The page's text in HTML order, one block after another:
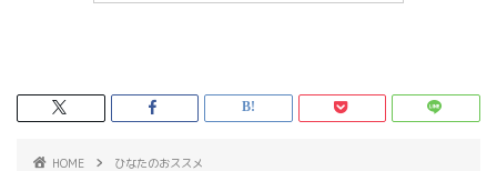
HOME
ひなたのおススメ